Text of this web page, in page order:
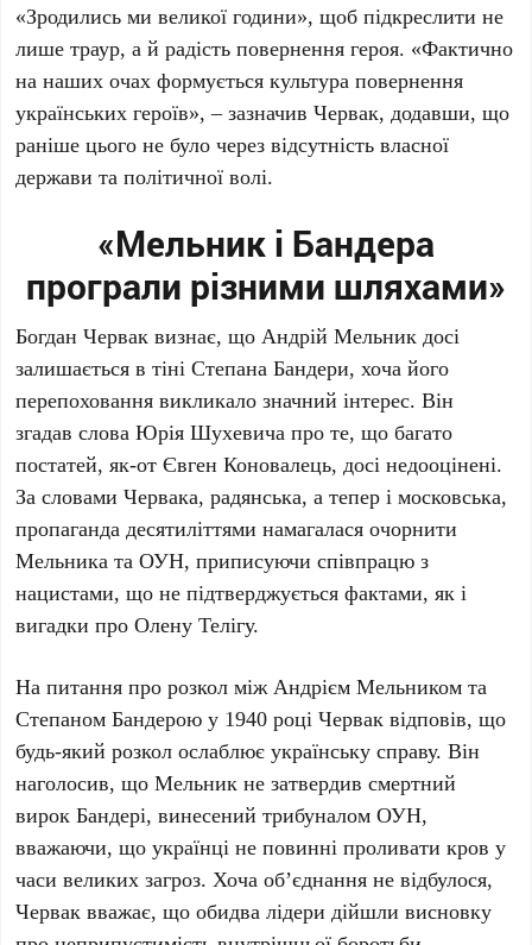
«Зродились ми великої години», щоб підкреслити не
лише траур, а й радість повернення героя. «Фактично
на наших очах формується культура повернення
українських героїв», – зазначивЧервак, додавши, що
раніше цього не було через відсутність власної
держави та політичної волі.
«Мельник і Бандера
програли різними шляхами»
Богдан Червак визнає, щоАндрій Мельник досі
залишається в тініСтепана Бандери, хоча його
перепоховання викликало значний інтерес. Він
згадав словаЮрія Шухевича про те, що багато
постатей, як-отЄвген Коновалець, досі недооцінені.
За словамиЧервака, радянська, а тепер і московська,
пропаганда десятиліттями намагалася очорнити
Мельника та ОУН, приписуючи співпрацю з
нацистами, що не підтверджується фактами, як і
вигадки проОлену Телігу.
На питання про розкол міжАндрієм Мельником та
Степаном Бандерою у 1940 році Червак відповів, що
будь-який розкол ослаблює українську справу. Він
наголосив, щоМельник не затвердив смертний
вирокБандері, винесений трибуналом ОУН,
вважаючи, що українці не повинні проливати кров у
часи великих загроз. Хоча об’єднання не відбулося,
Червак вважає, що обидва лідери дійшли висновку